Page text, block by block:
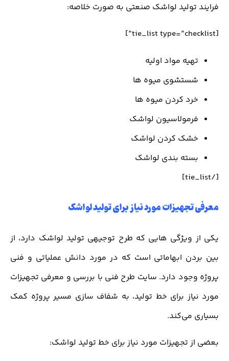
فرایند تولید لواشک صنعتی به صورت خلاصه:
[tie_list type=”checklist”]
تهیه مواد اولیه
شستشوی میوه ها
خرد کردن میوه ها
فرمولاسیون لواشک
خشک کردن لواشک
بسته بندی لواشک
[/tie_list]
معرفی تجهیزات مورد نیاز برای تولید لواشک
یکی از ویژگی هایی که طرح توجیهی تولید لواشک دارد، از
بین بردن ابهاماتی است که در مورد دانش عملیاتی و فنی
پروژه وجود دارد. سایت طرح فنی با بررسی و معرفی تجهیزات
مورد نیاز برای خط تولید، به شفاف سازی مسیر پروژه کمک
بسیاری می‌کند.
بعضی از تجهیزات مورد نیاز برای خط تولید لواشک: